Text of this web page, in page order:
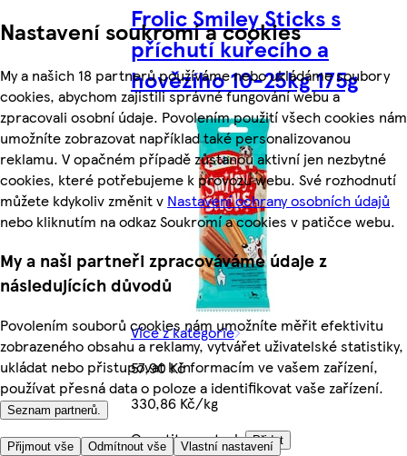
Nastavení soukromí a cookies
My a našich 18 partnerů používáme nebo ukládáme soubory
cookies, abychom zajistili správné fungování webu a
zpracovali osobní údaje. Povolením použití všech cookies nám
umožníte zobrazovat například také personalizovanou
reklamu. V opačném případě zůstanou aktivní jen nezbytné
cookies, které potřebujeme k provozu webu. Své rozhodnutí
můžete kdykoliv změnit v Nastavení ochrany osobních údajů
nebo kliknutím na odkaz Soukromí a cookies v patičce webu.
My a naši partneři zpracováváme údaje z
následujících důvodů
Povolením souborů cookies nám umožníte měřit efektivitu
zobrazeného obsahu a reklamy, vytvářet uživatelské statistiky,
ukládat nebo přistupovat k informacím ve vašem zařízení,
používat přesná data o poloze a identifikovat vaše zařízení.
Seznam partnerů.
Přijmout vše Odmítnout vše Vlastní nastavení
Frolic Smiley Sticks s
příchutí kuřecího a
hovězího 10-25kg 175g
Více z kategorie
57,90 Kč
330,86 Kč/kg
Quantity controls Přidat